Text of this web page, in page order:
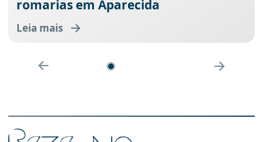
romarias em Aparecida
Leia mais